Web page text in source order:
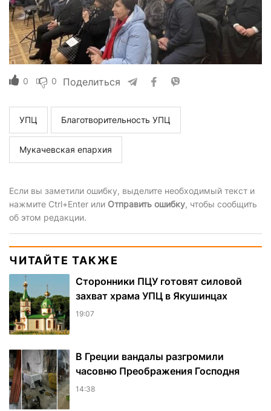
0 0 Поделиться
УПЦ Благотворительность УПЦ
Мукачевская епархия
Если вы заметили ошибку, выделите необходимый текст и
нажмите Ctrl+Enter или Отправить ошибку, чтобы сообщить
об этом редакции.
ЧИТАЙТЕ ТАКЖЕ
Сторонники ПЦУ готовят силовой
захват храма УПЦ в Якушинцах
19:07
В Греции вандалы разгромили
часовню Преображения Господня
14:38